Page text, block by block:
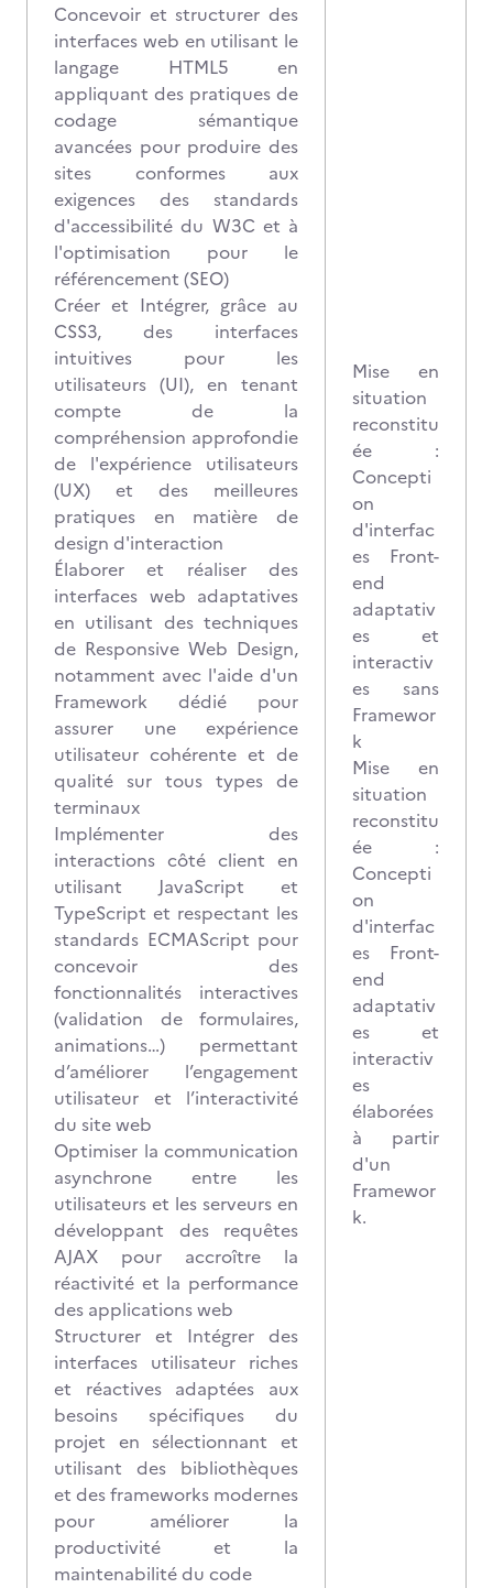
Concevoir et structurer des
interfaces web en utilisant le
langage HTML5 en
appliquant des pratiques de
codage sémantique
avancées pour produire des
sites conformes aux
exigences des standards
d'accessibilité du W3C et à
l'optimisation pour le
référencement (SEO)
Créer et Intégrer, grâce au
CSS3, des interfaces
intuitives pour les
utilisateurs (UI), en tenant
compte de la
compréhension approfondie
de l'expérience utilisateurs
(UX) et des meilleures
pratiques en matière de
design d'interaction
Élaborer et réaliser des
interfaces web adaptatives
en utilisant des techniques
de Responsive Web Design,
notamment avec l'aide d'un
Framework dédié pour
assurer une expérience
utilisateur cohérente et de
qualité sur tous types de
terminaux
Implémenter des
interactions côté client en
utilisant JavaScript et
TypeScript et respectant les
standards ECMAScript pour
concevoir des
fonctionnalités interactives
(validation de formulaires,
animations…) permettant
d’améliorer l’engagement
utilisateur et l’interactivité
du site web
Optimiser la communication
asynchrone entre les
utilisateurs et les serveurs en
développant des requêtes
AJAX pour accroître la
réactivité et la performance
des applications web
Structurer et Intégrer des
interfaces utilisateur riches
et réactives adaptées aux
besoins spécifiques du
projet en sélectionnant et
utilisant des bibliothèques
et des frameworks modernes
pour améliorer la
productivité et la
maintenabilité du code
Mise en
situation
reconstitu
ée :
Concepti
on
d'interfac
es Front-
end
adaptativ
es et
interactiv
es sans
Framewor
k
Mise en
situation
reconstitu
ée :
Concepti
on
d'interfac
es Front-
end
adaptativ
es et
interactiv
es
élaborées
à partir
d'un
Framewor
k.